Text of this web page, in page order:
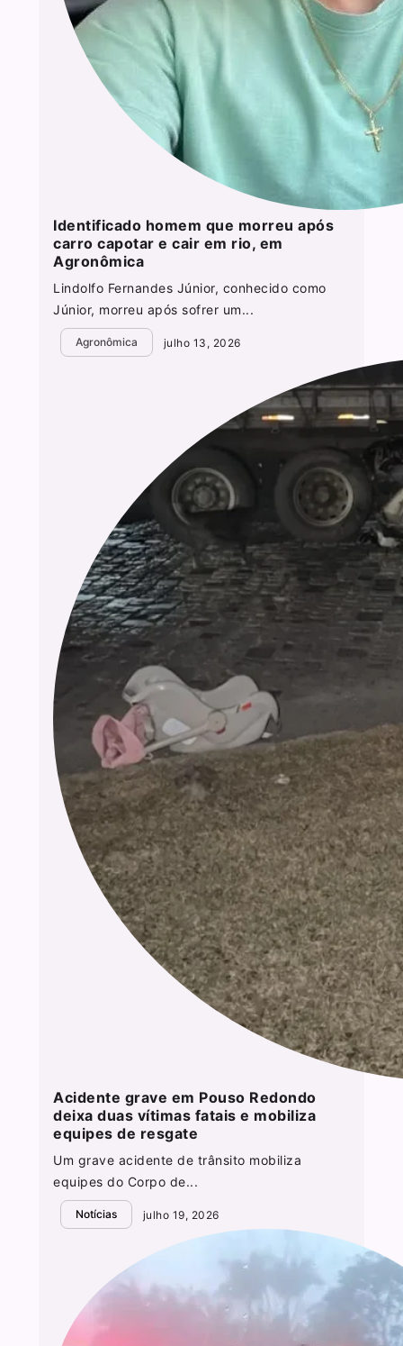
Identificado homem que morreu após
carro capotar e cair em rio, em
Agronômica
Lindolfo Fernandes Júnior, conhecido como
Júnior, morreu após sofrer um...
Agronômica julho 13, 2026
Acidente grave em Pouso Redondo
deixa duas vítimas fatais e mobiliza
equipes de resgate
Um grave acidente de trânsito mobiliza
equipes do Corpo de...
Notícias julho 19, 2026